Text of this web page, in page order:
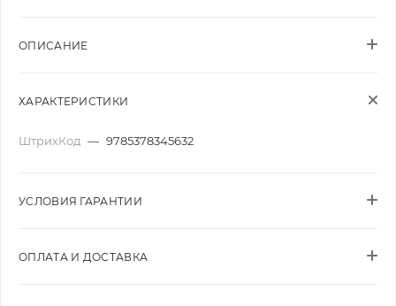
ОПИСАНИЕ
ХАРАКТЕРИСТИКИ
ШтрихКод — 9785378345632
УСЛОВИЯ ГАРАНТИИ
ОПЛАТА И ДОСТАВКА